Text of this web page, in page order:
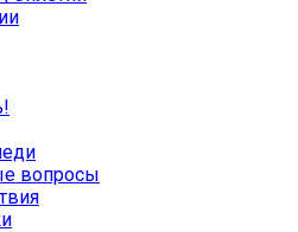
вопросы